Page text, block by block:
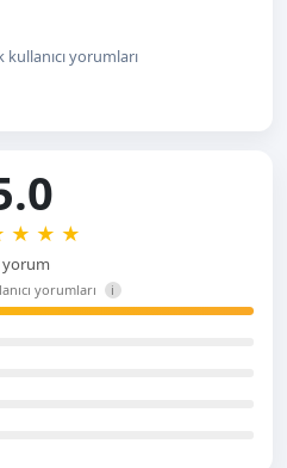
yorumları
★ ★ ★
yorum
yorumları i